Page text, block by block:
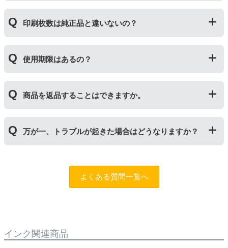
「互換トナー」は純正品を模して製造された大量生産さ
れた商品のため、お求めやすい価格になっております。
ートリッジのことです。「ドラム(感光体ユニット)」は
トナーを用紙に写すためのもので、トナーカートリッジ
の器にあたる部分になります。
トナーとドラムはそれぞれ印字できる枚数が異なってい
により使用できなくなった場合は、必ず分離してから新
しいものに交換してください。
印刷枚数は純正品と違いないの？
一部型番は、純正品より多く印刷が可能なエコッテオリ
ジナルの【特別増量版】もございます。
使用期限はあるの？
サイクルトナー/ドラムに限り、レビューをご投稿いただ
くことで保証期間が2年に延長されます。
保証期間の2年以内に使い切るようお願いいたします。
商品を返品することはできますか。
用未開封の場合であっても対応することができません。
ご購入前に商品の型番などをよくご確認ください。な
ますので、お手数ですが当店までお問い合わせくださ
万が一、トラブルが起きた場合はどうなりますか？
問合フォーム
ふたつの保証」を設けておりますので、ご購入
よくある質問一覧へ
インク関連商品